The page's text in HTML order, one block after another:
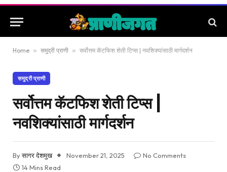
Home » समुद्री प्राणी » सर्वोत्तम कॅटफिश शेती टिप्स | नवशिक्यांसाठी मार्गदर्शन
समुद्री प्राणी
सर्वोत्तम कॅटफिश शेती टिप्स |
नवशिक्यांसाठी मार्गदर्शन
Byसागर देशमुख November 21, 2025
No Comments
14 Mins Read